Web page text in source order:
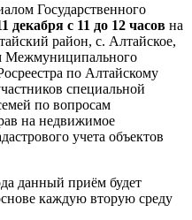
Государственного
декабря с 11 до 12 часов на
район, с. Алтайское,
Межмуниципального
по Алтайскому
специальной
по вопросам
на недвижимое
учета объектов
данный приём будет
каждую вторую среду